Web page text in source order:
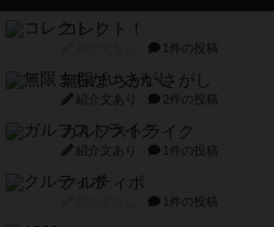
コレクト！
1件の投稿
無限まちがいさがし
紹介文あり 2件の投稿
ガルフストライク
紹介文あり 1件の投稿
クルティボ
1件の投稿